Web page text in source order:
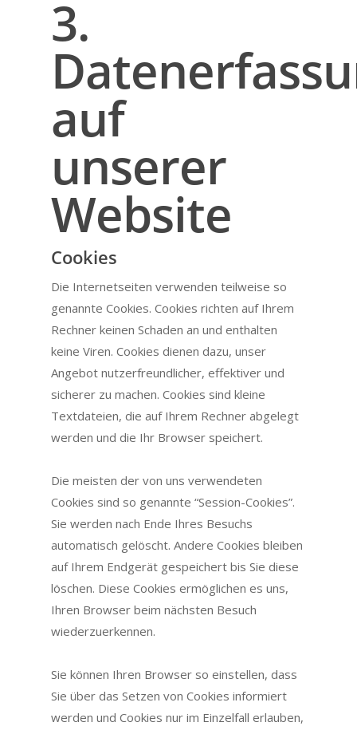
3.
auf
unserer
Website
Cookies
Die Internetseiten verwenden teilweise so
genannte Cookies. Cookies richten auf Ihrem
Rechner keinen Schaden an und enthalten
keine Viren. Cookies dienen dazu, unser
Angebot nutzerfreundlicher, effektiver und
sicherer zu machen. Cookies sind kleine
Textdateien, die auf Ihrem Rechner abgelegt
werden und die Ihr Browser speichert.
Die meisten der von uns verwendeten
Cookies sind so genannte “Session-Cookies”.
Sie werden nach Ende Ihres Besuchs
automatisch gelöscht. Andere Cookies bleiben
auf Ihrem Endgerät gespeichert bis Sie diese
löschen. Diese Cookies ermöglichen es uns,
Ihren Browser beim nächsten Besuch
wiederzuerkennen.
Sie können Ihren Browser so einstellen, dass
Sie über das Setzen von Cookies informiert
werden und Cookies nur im Einzelfall erlauben,